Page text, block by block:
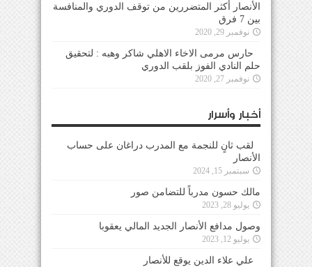
الأنصار أكثر المتضررين من توقف الدوري والمنافسة
بين 7 فرق
نوفمبر 29, 2020
حارس مرمى الاخاء الاهلي شاكر وهبه : لتحقيق
حلم النادي الفوز بلقب الدوري
نوفمبر 27, 2020
أخبار وأسرار
لقب ثانٍ للنجمة مع المدرب دراغان على حساب
الأنصار
سبتمبر 15, 2024
مالك حسون مدرباً للتضامن صور
يوليو 28, 2023
وصول مدافع الأنصار الجديد المالي يعقوبا
يوليو 12, 2023
علي علاء الدين يوقع للأنصار